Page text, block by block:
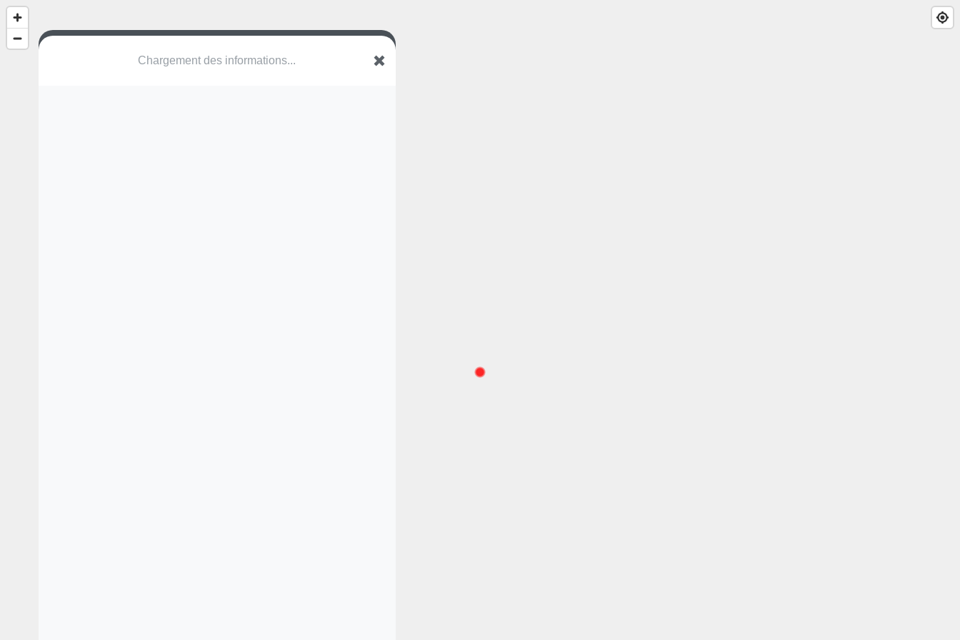
Chargement des informations...